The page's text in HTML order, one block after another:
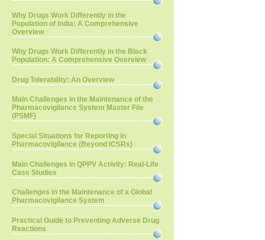
Why Drugs Work Differently in the
Population of India: A Comprehensive
Overview
Why Drugs Work Differently in the Black
Population: A Comprehensive Overview
Drug Tolerability: An Overview
Main Challenges in the Maintenance of the
Pharmacovigilance System Master File
(PSMF)
Special Situations for Reporting in
Pharmacovigilance (Beyond ICSRs)
Main Challenges in QPPV Activity: Real-Life
Case Studies
Challenges in the Maintenance of a Global
Pharmacovigilance System
Practical Guide to Preventing Adverse Drug
Reactions